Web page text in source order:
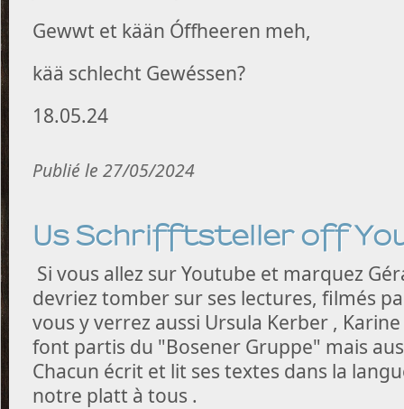
Gewwt et kään Óffheeren meh,
kää schlecht Gewéssen?
18.05.24
Publié le 27/05/2024
Us Schrifftsteller off
Si vous allez sur Youtube et marquez
devriez tomber sur ses lectures, filmés
vous y verrez aussi Ursula Kerber ,
font partis du "Bosener Gruppe" mais
Chacun écrit et lit ses textes dans la
notre platt à tous .